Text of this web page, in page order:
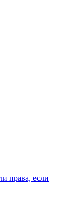
права, если